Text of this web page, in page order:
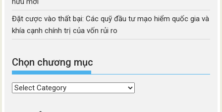
Đặt cược vào thất bại: Các quỹ đầu tư mạo hiểm quốc gia và
khía cạnh chính trị của vốn rủi ro
Chọn chương mục
Chọn